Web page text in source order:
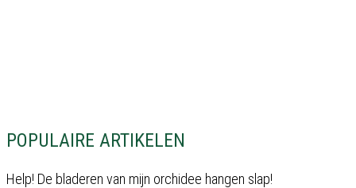
POPULAIRE ARTIKELEN
Help! De bladeren van mijn orchidee hangen slap!